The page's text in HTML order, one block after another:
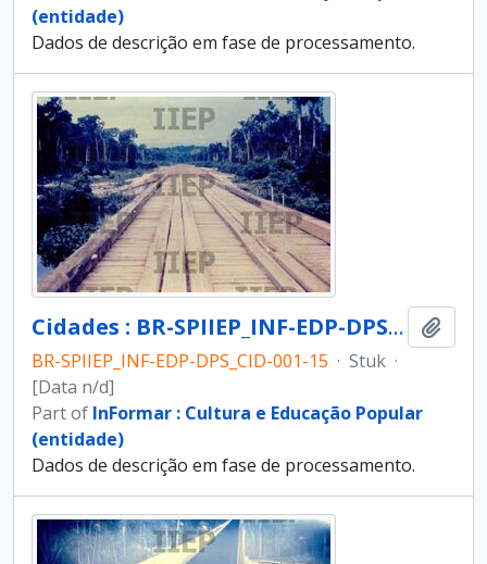
(entidade)
Dados de descrição em fase de processamento.
Cidades : BR-SPIIEP_INF-EDP-DPS_CID-001-15 [diapositivo]
BR-SPIIEP_INF-EDP-DPS_CID-001-15 · Stuk ·
[Data n/d]
Part of InFormar : Cultura e Educação Popular
(entidade)
Dados de descrição em fase de processamento.